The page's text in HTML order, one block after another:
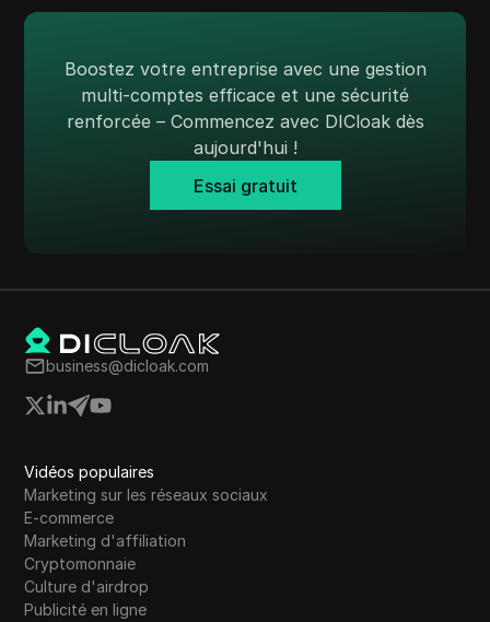
WeChat
Western Union
WhatsApp Business
Zalando
Zelle
Boostez votre entreprise avec une gestion
multi-comptes efficace et une sécurité
renforcée – Commencez avec DICloak dès
aujourd'hui !
Essai gratuit
business@dicloak.com
Vidéos populaires
Marketing sur les réseaux sociaux
E-commerce
Marketing d'affiliation
Cryptomonnaie
Culture d'airdrop
Publicité en ligne